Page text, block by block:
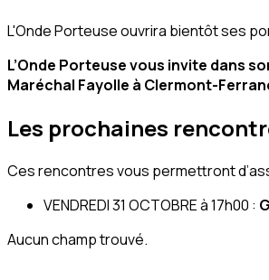
L'Onde Porteuse ouvrira bientôt ses
L’Onde Porteuse vous invite dans
Maréchal Fayolle à Clermont-
Les prochaines
Ces rencontres vous permettront
VENDREDI 31 OCTOBRE à 17h00 :
Aucun champ trouvé.